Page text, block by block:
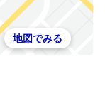
地図でみる